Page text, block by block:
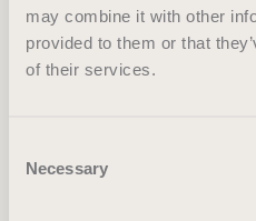
may combine it with other
provided to them or that
of their services.
Selection
Necessary